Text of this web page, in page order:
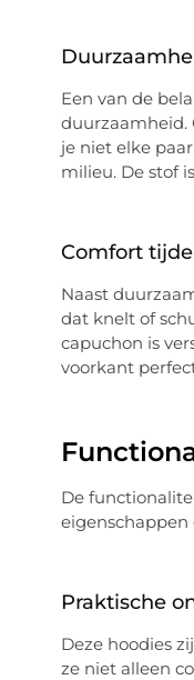
Een van de
duurzaamheid.
je niet elke
milieu. De stof
Comfort
Naast
dat knelt of
capuchon is
voorkant
De
eigenschappen
Praktische
Deze hoodies
ze niet alleen